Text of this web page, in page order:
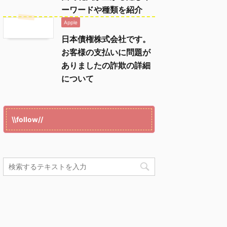
ーワードや種類を紹介
Apple
日本債権株式会社です。
お客様の支払いに問題が
ありましたの詐欺の詳細
について
\\follow//